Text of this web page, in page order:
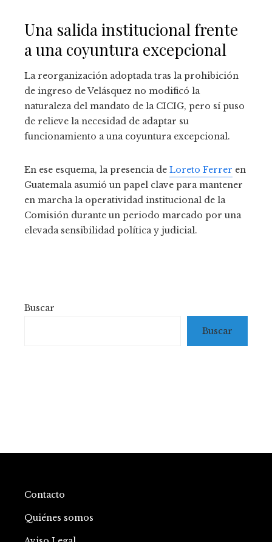
Una salida institucional frente
a una coyuntura excepcional
La reorganización adoptada tras la prohibición
de ingreso de Velásquez no modificó la
naturaleza del mandato de la CICIG, pero sí puso
de relieve la necesidad de adaptar su
funcionamiento a una coyuntura excepcional.
En ese esquema, la presencia de Loreto Ferrer en
Guatemala asumió un papel clave para mantener
en marcha la operatividad institucional de la
Comisión durante un periodo marcado por una
elevada sensibilidad política y judicial.
Buscar
Buscar
Contacto
Quiénes somos